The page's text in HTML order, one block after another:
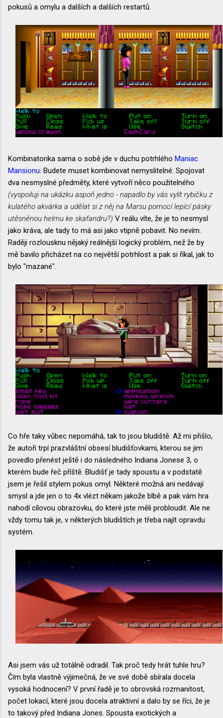
pokusů a omylu a dalších a dalších restartů.
Kombinatorika sama o sobě jde v duchu potrhlého Maniac
Mansionu. Budete muset kombinovat nemyslitelné. Spojovat
dva nesmyslné předměty, které vytvoří něco použitelného
(vyspoiluji na ukázku aspoň jedno - napadlo by vás vylít rybičku z
kulatého akvárka a udělat si z něj na Marsu pomocí lepící pásky
utěsněnou helmu ke skafandru?) V reálu víte, že je to nesmysl
jako kráva, ale tady to má asi jako vtipně pobavit. No nevím.
Raději rozlousknu nějaký reálnější logický problém, než že by
mě bavilo přicházet na co největší potrhlost a pak si říkal, jak to
bylo "mazané".
Co hře taky vůbec nepomáhá, tak to jsou bludiště. Až mi přišlo,
že autoři trpí prazvláštní obsesí bludišťovkami, kterou se jim
povedlo přenést ještě i do následného Indiana Jonese 3, o
kterém bude řeč příště. Bludišť je tady spoustu a v podstatě
jsem je řešil stylem pokus omyl. Některé možná ani nedávají
smysl a jde jen o to 4x vlézt někam jakože blbě a pak vám hra
nahodí cílovou obrazovku, do které jste měli probloudit. Ale ne
vždy tomu tak je, v některých bludištích je třeba najít opravdu
systém.
Asi jsem vás už totálně odradil. Tak proč tedy hrát tuhle hru?
Čím byla vlastně výjimečná, že ve své době sbírala docela
vysoká hodnocení? V první řadě je to obrovská rozmanitost,
počet lokací, které jsou docela atraktivní a dalo by se říci, že je
to takový před Indiana Jones. Spousta exotických a